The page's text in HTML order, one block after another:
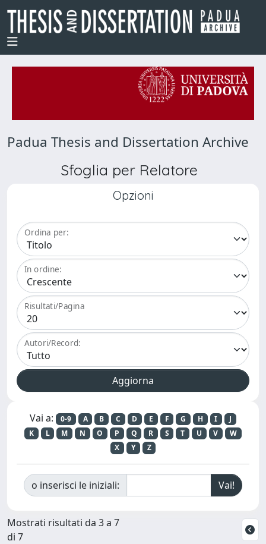
Padua Thesis and Dissertation Archive
Sfoglia per Relatore
Opzioni
Ordina per:
In ordine:
Risultati/Pagina
Autori/Record:
Vai a: 0-9 A B C D E F G H I
J
K
L M N O P Q R S T U V
W
X
Y Z
o inserisci le iniziali:
Mostrati risultati da 3 a 7
di 7